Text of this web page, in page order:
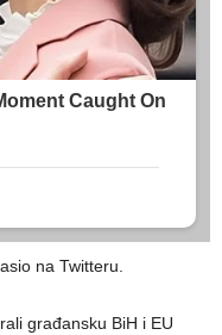
na Twitteru.
građansku BiH i EU